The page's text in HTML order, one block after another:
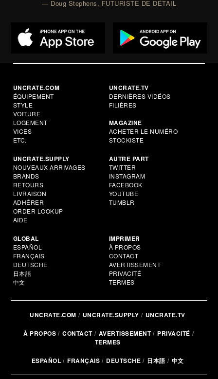
— Doug Stephens, FUTURISTE DE DÉTAIL
UNCRATE.COM
ÉQUIPEMENT
STYLE
VOITURE
LOGEMENT
VICES
ETC.
UNCRATE.TV
DERNIÈRES VIDÉOS
FILIÈRES
MAGAZINE
ACHETER LE NUMÉRO
STOCKISTE
UNCRATE.SUPPLY
NOUVEAUX ARRIVAGES
BRANDS
RETOURS
LIVRAISON
ADHÉRER
ORDER LOOKUP
AIDE
AUTRE PART
TWITTER
INSTAGRAM
FACEBOOK
YOUTUBE
TUMBLR
GLOBAL
ESPAÑOL
FRANÇAIS
DEUTSCHE
日本語
中文
IMPRIMER
À PROPOS
CONTACT
AVERTISSEMENT
PRIVACITÉ
TERMES
UNCRATE.COM UNCRATE.SUPPLY UNCRATE.TV
À PROPOS CONTACT AVERTISSEMENT
PRIVACITÉ
TERMES
ESPAÑOL FRANÇAIS DEUTSCHE 日本語 中文